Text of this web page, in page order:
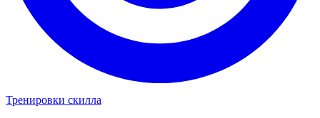
Тренировки скилла